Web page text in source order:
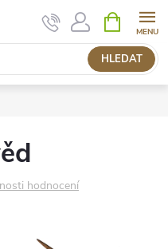
HLEDAT
NÁKUPNÍ
KOŠÍK
hodnocení